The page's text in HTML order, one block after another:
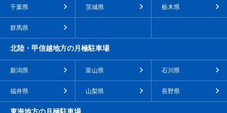
千葉県 茨城県 栃木県
群馬県
北陸・甲信越地方の月極駐車場
新潟県 富山県 石川県
福井県 山梨県 長野県
東海地方の月極駐車場